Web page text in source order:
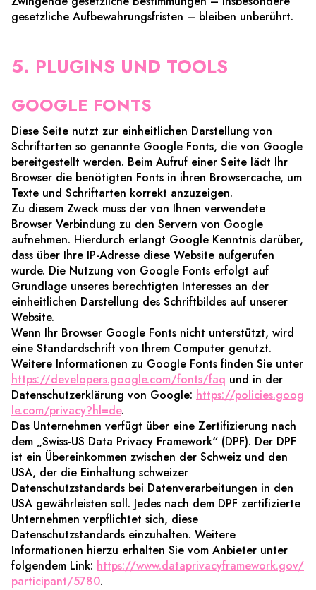
gesetzliche Aufbewahrungsfristen – bleiben unberührt.
5. PLUGINS UND TOOLS
GOOGLE FONTS
Diese Seite nutzt zur einheitlichen Darstellung von
Schriftarten so genannte Google Fonts, die von Google
bereitgestellt werden. Beim Aufruf einer Seite lädt Ihr
Browser die benötigten Fonts in ihren Browsercache, um
Texte und Schriftarten korrekt anzuzeigen.
Zu diesem Zweck muss der von Ihnen verwendete
Browser Verbindung zu den Servern von Google
aufnehmen. Hierdurch erlangt Google Kenntnis darüber,
dass über Ihre IP-Adresse diese Website aufgerufen
wurde. Die Nutzung von Google Fonts erfolgt auf
Grundlage unseres berechtigten Interesses an der
einheitlichen Darstellung des Schriftbildes auf unserer
Website.
Wenn Ihr Browser Google Fonts nicht unterstützt, wird
eine Standardschrift von Ihrem Computer genutzt.
Weitere Informationen zu Google Fonts finden Sie unter
https://developers.google.com/fonts/faq und in der
Datenschutzerklärung von Google: https://policies.goog
le.com/privacy?hl=de.
Das Unternehmen verfügt über eine Zertifizierung nach
dem „Swiss-US Data Privacy Framework“ (DPF). Der DPF
ist ein Übereinkommen zwischen der Schweiz und den
USA, der die Einhaltung schweizer
Datenschutzstandards bei Datenverarbeitungen in den
USA gewährleisten soll. Jedes nach dem DPF zertifizierte
Unternehmen verpflichtet sich, diese
Datenschutzstandards einzuhalten. Weitere
Informationen hierzu erhalten Sie vom Anbieter unter
folgendem Link: https://www.dataprivacyframework.gov/
participant/5780.